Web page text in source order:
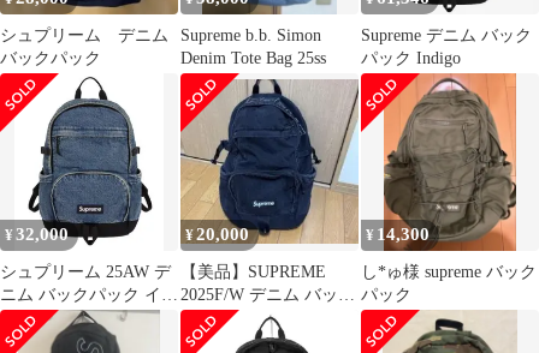
シュプリーム デニム
バックパック
Supreme b.b. Simon
Denim Tote Bag 25ss
Supreme デニム バック
パック Indigo
¥32,000
シュプリーム 25AW デ
ニム バックパック イン
ディゴ リュック
¥20,000
【美品】SUPREME
2025F/W デニム バック
パック 黒
¥ 14,300
し*ゅ様 supreme バック
パック